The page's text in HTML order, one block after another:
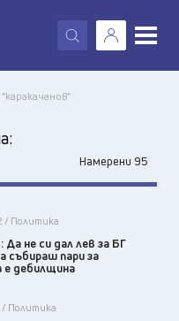
X
Намерени 95
/ Политика
Да не си дал лев за БГ
събираш пари за
е дебилщина
/ Политика